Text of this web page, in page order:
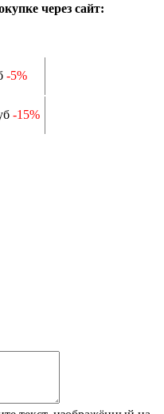
через сайт:
-5%
-15%